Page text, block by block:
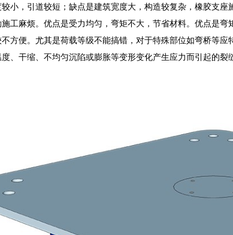
小，引道较短；缺点是建筑宽度大，构造较复杂，橡胶支
工麻烦。优点是受力均匀，弯矩不大，节省材料。优点是
方便。尤其是荷载等级不能搞错，对于特殊部位如弯桥等
、干缩、不均匀沉陷或膨胀等变形变化产生应力而引起的裂